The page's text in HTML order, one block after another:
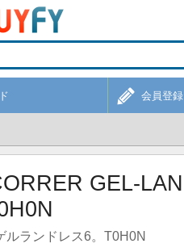
会員登録
GEL-LAN
ルランドレス6。T0H0N